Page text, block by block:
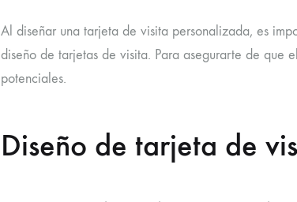
Al diseñar una tarjeta de visita personalizada, es
diseño de tarjetas de visita. Para asegurarte de que
potenciales.
Diseño de tarjeta de